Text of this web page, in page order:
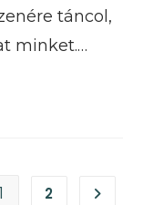
táncol,
minket.…
2 GO TO